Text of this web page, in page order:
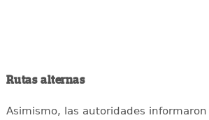
Rutas alternas
Asimismo, las autoridades